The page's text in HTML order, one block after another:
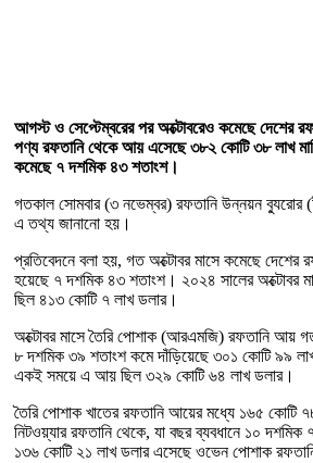
আগস্ট ও সেপ্টেম্বরের পর অক্টোবরেও কমেছে দেশের
পণ্য রফতানি থেকে আয় এসেছে ৩৮২ কোটি ৩৮ লাখ
কমেছে ৭ দশমিক ৪৩ শতাংশ।
গতকাল সোমবার (৩ নভেম্বর) রফতানি উন্নয়ন ব্যুরোর
এ তথ্য জানানো হয়।
প্রতিবেদনে বলা হয়, গত অক্টোবর মাসে কমেছে দেশের
হয়েছে ৭ দশমিক ৪৩ শতাংশ। ২০২৪ সালের অক্টোবর
ছিল ৪১৩ কোটি ৭ লাখ ডলার।
অক্টোবর মাসে তৈরি পোশাক (আরএমজি) রফতানি আয়
৮ দশমিক ৩৯ শতাংশ কমে দাঁড়িয়েছে ৩০১ কোটি ৯৯
একই সময়ে এ আয় ছিল ৩২৯ কোটি ৬৪ লাখ ডলার।
তৈরি পোশাক খাতের রফতানি আয়ের মধ্যে ১৬৫ কোটি
নিটওয়্যার রফতানি থেকে, যা বছর ব্যবধানে ১০
১৩৬ কোটি ২১ লাখ ডলার এসেছে ওভেন পোশাক